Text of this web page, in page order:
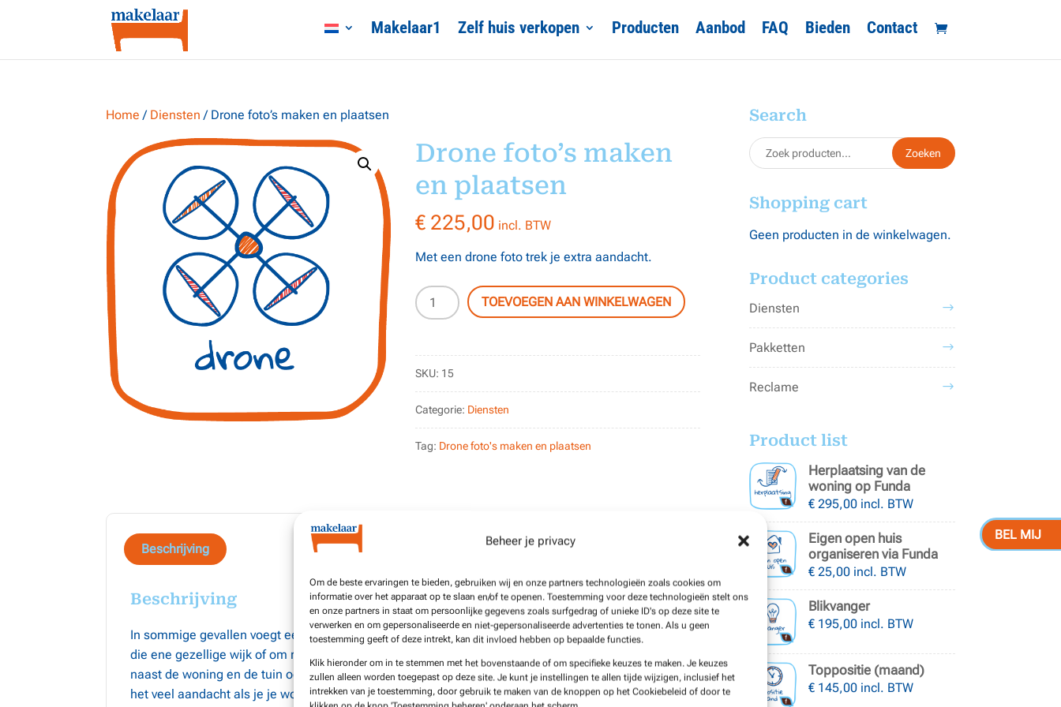
Beheer je privacy
Om de beste ervaringen te bieden, gebruiken wij en onze partners technologieën zoals cookies om
informatie over het apparaat op te slaan en/of te openen. Toestemming voor deze technologieën stelt ons
en onze partners in staat om persoonlijke gegevens zoals surfgedrag of unieke ID's op deze site te
verwerken en om gepersonaliseerde en niet-gepersonaliseerde advertenties te tonen. Als u geen
toestemming geeft of deze intrekt, kan dit invloed hebben op bepaalde functies.
Klik hieronder om in te stemmen met het bovenstaande of om specifieke keuzes te maken. Je keuzes
zullen alleen worden toegepast op deze site. Je kunt je instellingen te allen tijde wijzigen, inclusief het
intrekken van je toestemming, door gebruik te maken van de knoppen op het Cookiebeleid of door te
Makelaar1 Zelf huis verkopen Producten Aanbod FAQ Bieden Contact
Home / Diensten / Drone foto’s maken en plaatsen
Drone foto’s maken
en plaatsen
€225,00 incl. BTW
Met een drone foto trek je extra aandacht.
Drone
foto's
en
plaatsen
aantal
TOEVOEGEN AAN WINKELWAGEN
SKU: 15
Categorie: Diensten
Tag: Drone foto's maken en plaatsen
Beschrijving
Beschrijving
In sommige gevallen voegt een drone foto echt iets toe. Bijvoorbeeld om de sfeer te proeven van
die ene gezellige wijk of om rond te kijken bij een landgoed op een groot perceel. Het geeft
naast de woning en de tuin ook handige extra informatie aan potentiële kopers. Sowieso trekt
het veel aandacht als je je woning met een drone foto presenteert.
Search
Zoeken
naar:
Zoeken
Shopping cart
Geen producten in de winkelwagen.
Product categories
Diensten
Pakketten
Reclame
Product list
Herplaatsing van de
woning op Funda
€ 295,00 incl. BTW
Eigen open huis
organiseren via Funda
€ 25,00 incl. BTW
Blikvanger
€ 195,00 incl. BTW
Toppositie (maand)
€ 145,00 incl. BTW
BEL MIJ